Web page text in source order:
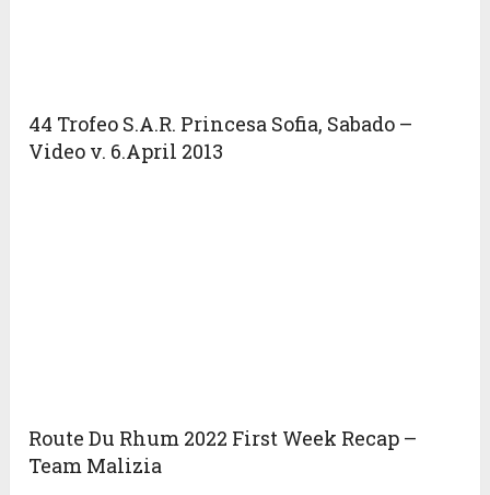
44 Trofeo S.A.R. Princesa Sofi­a, Sabado –
Video v. 6.April 2013
Route Du Rhum 2022 First Week Recap –
Team Malizia